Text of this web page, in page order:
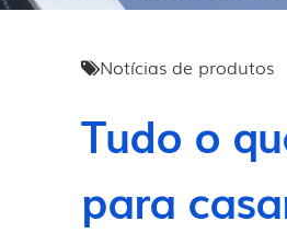
Notícias de produtos
Tudo o
para